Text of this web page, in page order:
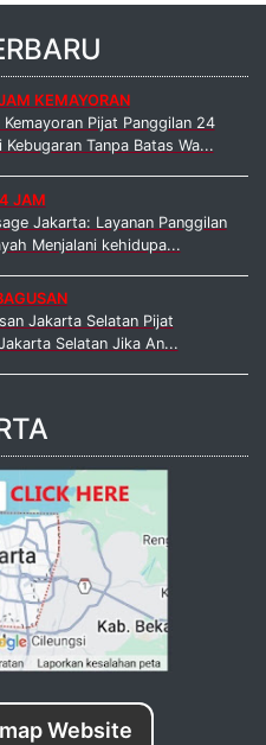
KEMAYORAN
Pijat Panggilan 24
Tanpa Batas Wa...
JAM
Jakarta: Layanan Panggilan
Menjalani kehidupa...
Jakarta Selatan Pijat
Selatan Jika An...
Website